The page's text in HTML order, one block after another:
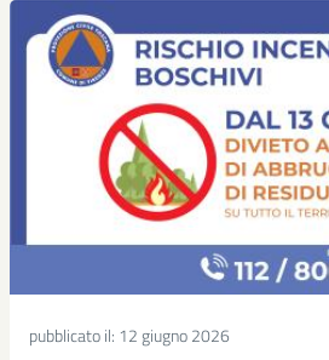
pubblicato il: 12 giugno 2026